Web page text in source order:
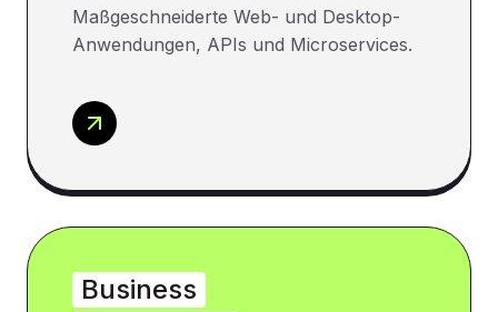
Maßgeschneiderte Web- und Desktop-
Anwendungen, APIs und Microservices.
Business